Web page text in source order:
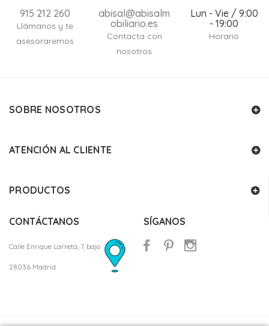
915 212 260
Llámanos y te
asesoraremos
abisal@abisalm
obiliario.es
Contacta con
nosotros
Lun - Vie / 9:00
- 19:00
Horario
SOBRE NOSOTROS
ATENCIÓN AL CLIENTE
PRODUCTOS
CONTÁCTANOS
Calle Enrique Larreta, 7, bajo
28036 Madrid
SÍGANOS